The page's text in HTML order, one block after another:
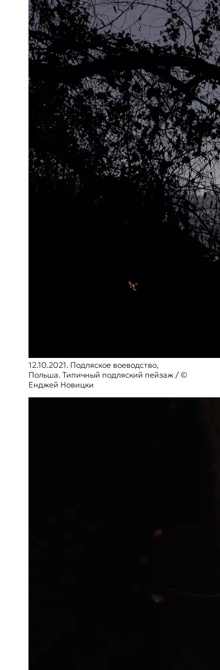
12.10.2021. Подляское воеводство,
Польша. Типичный подляский пейзаж / ©
Енджей Новицки